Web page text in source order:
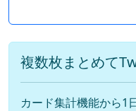
複数枚まとめて
カード集計機能から1